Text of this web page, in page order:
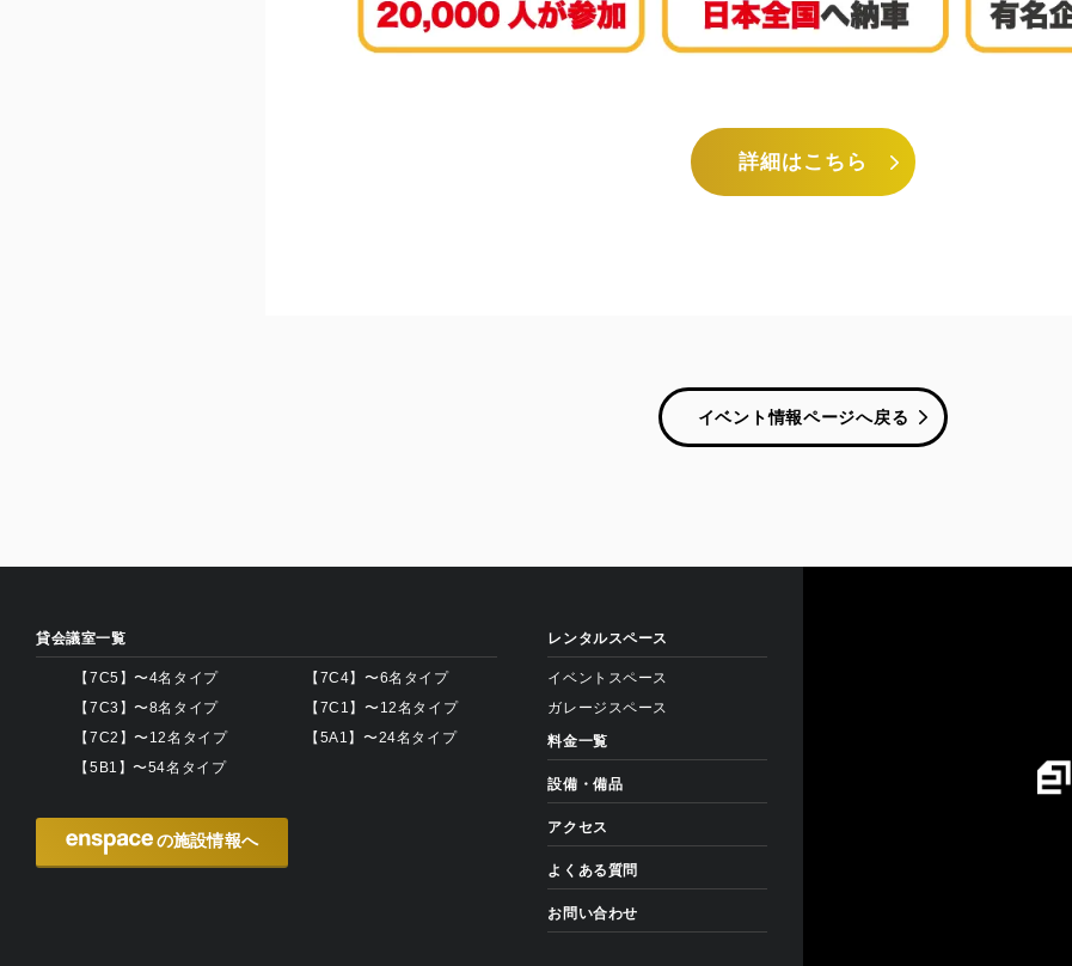
詳細はこちら
イベント情報ページへ戻る
貸会議室一覧
【7C5】〜4名タイプ
【7C3】〜8名タイプ
【7C2】〜12名タイプ
【5B1】〜54名タイプ
【7C4】〜6名タイプ
【7C1】〜12名タイプ
【5A1】〜24名タイプ
の施設情報へ
レンタルスペース
イベントスペース
ガレージスペース
料金一覧
設備・備品
アクセス
よくある質問
お問い合わせ